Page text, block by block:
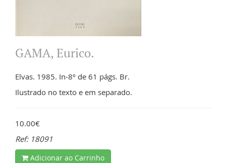
GAMA, Eurico.
Elvas. 1985. In-8º de 61 págs. Br.
Ilustrado no texto e em separado.
10.00€
Ref: 18091
Adicionar ao Carrinho